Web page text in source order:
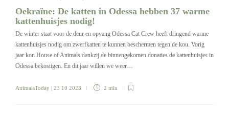
Oekraïne: De katten in Odessa hebben 37 warme
kattenhuisjes nodig!
De winter staat voor de deur en opvang Odessa Cat Crew heeft dringend warme
kattenhuisjes nodig om zwerfkatten te kunnen beschermen tegen de kou. Vorig
jaar kon House of Animals dankzij de binnengekomen donaties de kattenhuisjes in
Odessa bekostigen. En dit jaar willen we weer…
AnimalsToday | 23 10 2023 2 min